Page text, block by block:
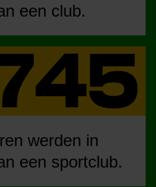
een club.
werden in
een sportclub.